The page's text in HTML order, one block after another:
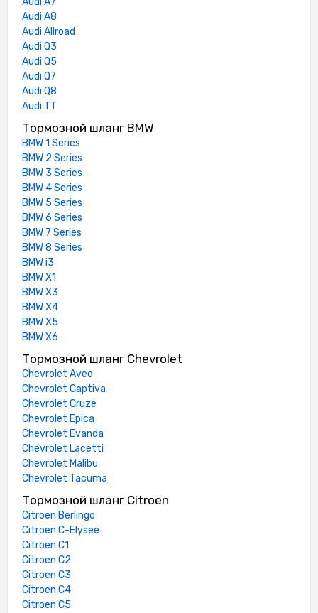
Audi A8
Audi Allroad
Audi Q3
Audi Q5
Audi Q7
Audi Q8
Audi TT
Тормозной шланг BMW
BMW 1 Series
BMW 2 Series
BMW 3 Series
BMW 4 Series
BMW 5 Series
BMW 6 Series
BMW 7 Series
BMW 8 Series
BMW i3
BMW X1
BMW X3
BMW X4
BMW X5
BMW X6
Тормозной шланг Chevrolet
Chevrolet Aveo
Chevrolet Captiva
Chevrolet Cruze
Chevrolet Epica
Chevrolet Evanda
Chevrolet Lacetti
Chevrolet Malibu
Chevrolet Tacuma
Тормозной шланг Citroen
Citroen Berlingo
Citroen C-Elysee
Citroen C1
Citroen C2
Citroen C3
Citroen C4
Citroen C5